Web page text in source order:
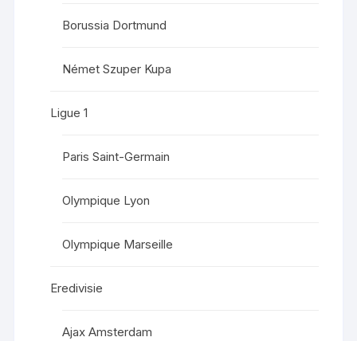
Borussia Dortmund
Német Szuper Kupa
Ligue 1
Paris Saint-Germain
Olympique Lyon
Olympique Marseille
Eredivisie
Ajax Amsterdam